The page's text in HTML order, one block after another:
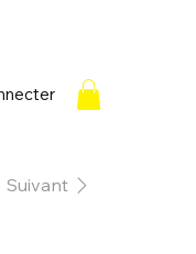
Suivant